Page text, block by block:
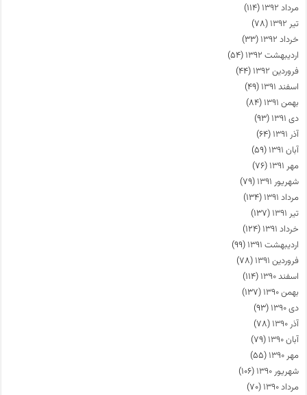
مرداد ۱۳۹۲
(۱۱۴)
تیر ۱۳۹۲
(۷۸)
خرداد ۱۳۹۲
(۳۳)
اردیبهشت ۱۳۹۲
(۵۴)
فروردین ۱۳۹۲
(۴۴)
اسفند ۱۳۹۱
(۴۹)
بهمن ۱۳۹۱
(۸۴)
دی ۱۳۹۱
(۹۳)
آذر ۱۳۹۱
(۶۴)
آبان ۱۳۹۱
(۵۹)
مهر ۱۳۹۱
(۷۶)
شهریور ۱۳۹۱
(۷۹)
مرداد ۱۳۹۱
(۱۳۴)
تیر ۱۳۹۱
(۱۳۷)
خرداد ۱۳۹۱
(۱۲۴)
اردیبهشت ۱۳۹۱
(۹۹)
فروردین ۱۳۹۱
(۷۸)
اسفند ۱۳۹۰
(۱۱۴)
بهمن ۱۳۹۰
(۱۳۷)
دی ۱۳۹۰
(۹۳)
آذر ۱۳۹۰
(۷۸)
آبان ۱۳۹۰
(۷۹)
مهر ۱۳۹۰
(۵۵)
شهریور ۱۳۹۰
(۱۰۶)
مرداد ۱۳۹۰
(۷۰)